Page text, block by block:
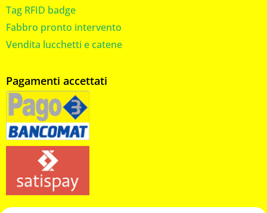
Tag RFID badge
Fabbro pronto intervento
Vendita lucchetti e catene
Pagamenti accettati